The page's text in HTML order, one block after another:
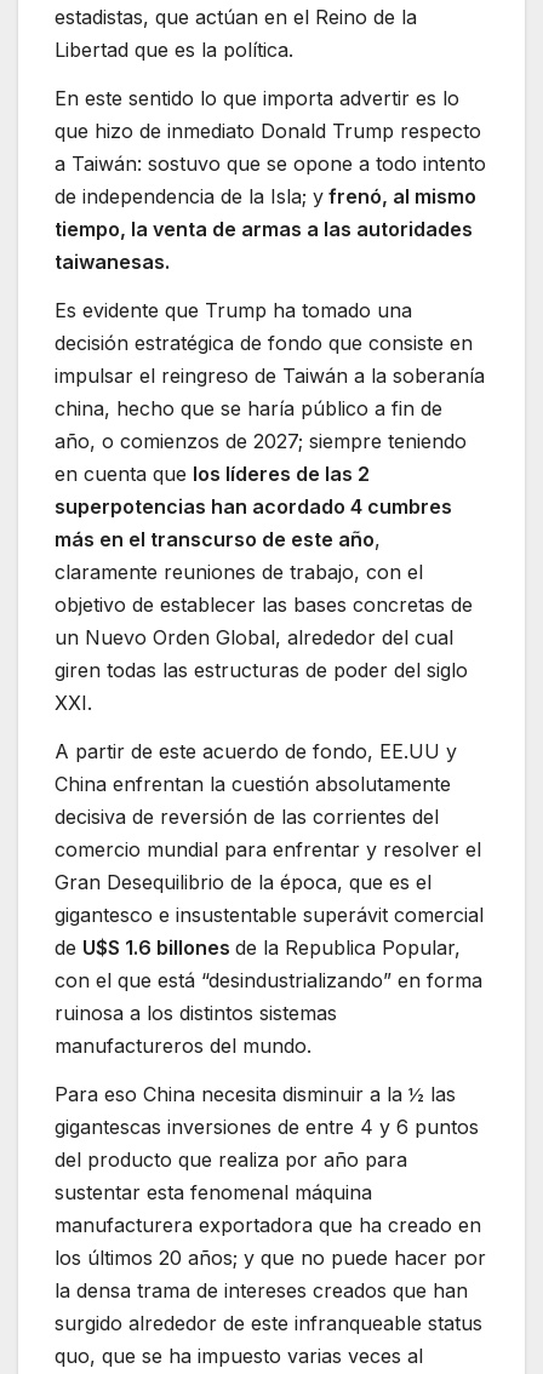
estadistas, que actúan en el Reino de la
Libertad que es la política.
En este sentido lo que importa advertir es lo
que hizo de inmediato Donald Trump respecto
a Taiwán: sostuvo que se opone a todo intento
de independencia de la Isla; y frenó, al mismo
tiempo, la venta de armas a las autoridades
taiwanesas.
Es evidente que Trump ha tomado una
decisión estratégica de fondo que consiste en
impulsar el reingreso de Taiwán a la soberanía
china, hecho que se haría público a fin de
año, o comienzos de 2027; siempre teniendo
en cuenta que los líderes de las 2
superpotencias han acordado 4 cumbres
más en el transcurso de este año,
claramente reuniones de trabajo, con el
objetivo de establecer las bases concretas de
un Nuevo Orden Global, alrededor del cual
giren todas las estructuras de poder del siglo
XXI.
A partir de este acuerdo de fondo, EE.UU y
China enfrentan la cuestión absolutamente
decisiva de reversión de las corrientes del
comercio mundial para enfrentar y resolver el
Gran Desequilibrio de la época, que es el
gigantesco e insustentable superávit comercial
de U$S 1.6 billones de la Republica Popular,
con el que está “desindustrializando” en forma
ruinosa a los distintos sistemas
manufactureros del mundo.
Para eso China necesita disminuir a la ½ las
gigantescas inversiones de entre 4 y 6 puntos
del producto que realiza por año para
sustentar esta fenomenal máquina
manufacturera exportadora que ha creado en
los últimos 20 años; y que no puede hacer por
la densa trama de intereses creados que han
surgido alrededor de este infranqueable status
quo, que se ha impuesto varias veces al